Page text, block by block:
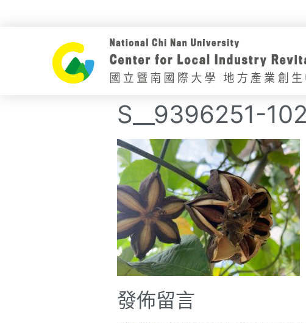
S__9396251-
發佈留言